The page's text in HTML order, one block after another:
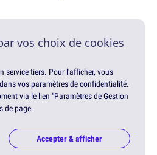
vos choix de cookies
service tiers. Pour l'afficher, vous
vos paramètres de confidentialité.
via le lien "Paramètres de Gestion
de page.
Accepter & afficher